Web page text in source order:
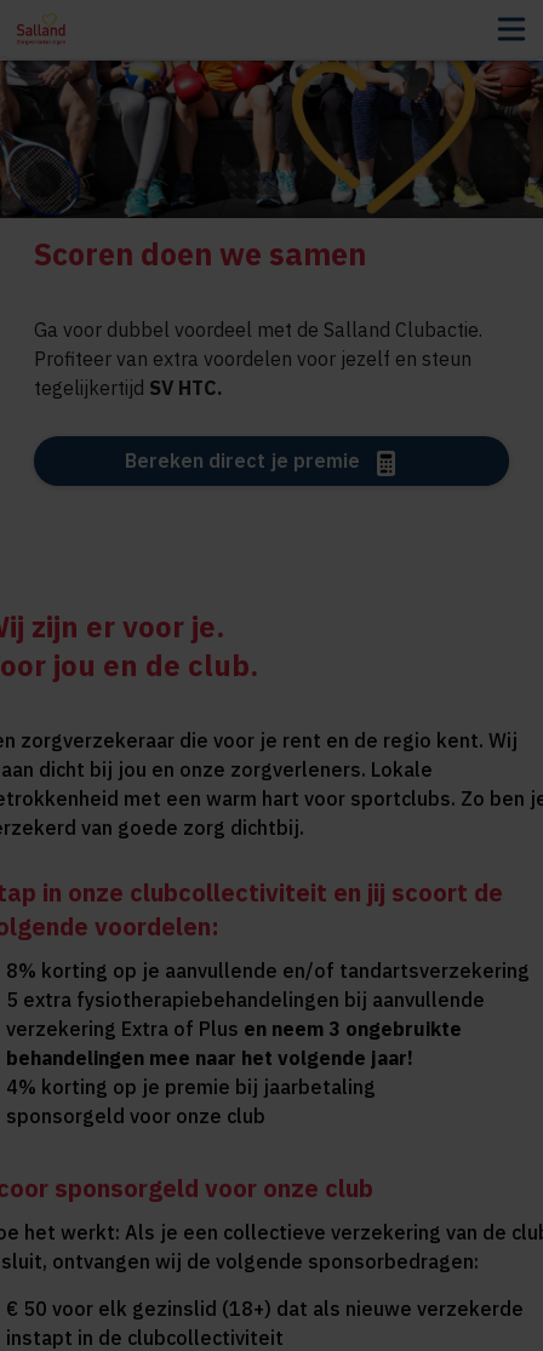
Scoren doen we samen
Ga voor dubbel voordeel met de Salland Clubactie.
Profiteer van extra voordelen voor jezelf en steun
tegelijkertijd SV HTC.
Bereken direct je premie
zijn er voor je.
jou en de club.
zorgverzekeraar die voor je rent en de regio kent. Wij
dicht bij jou en onze zorgverleners. Lokale
met een warm hart voor sportclubs. Zo ben
van goede zorg dichtbij.
in onze clubcollectiviteit en jij scoort de
voordelen:
8% korting op je aanvullende en/of tandartsverzekering
5 extra fysiotherapiebehandelingen bij aanvullende
verzekering Extra of Plus en neem 3 ongebruikte
behandelingen mee naar het volgende jaar!
4% korting op je premie bij jaarbetaling
sponsorgeld voor onze club
sponsorgeld voor onze club
het werkt: Als je een collectieve verzekering van de
ontvangen wij de volgende sponsorbedragen:
€ 50 voor elk gezinslid (18+) dat als nieuwe verzekerde
instapt in de clubcollectiviteit